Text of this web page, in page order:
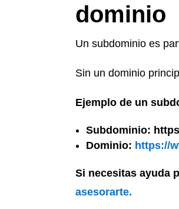
dominio
Un subdominio es
Sin un dominio
Ejemplo de un
Subdominio:
Dominio: https://
Si necesitas ayuda
asesorarte.